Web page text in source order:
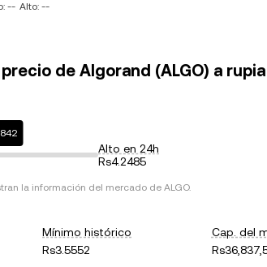
-- Alto: --
de Algorand (ALGO) a
Alto en 24h
Rs4.2485
la información del mercado de ALGO.
Mínimo histórico
Rs3.5552
Cap. del